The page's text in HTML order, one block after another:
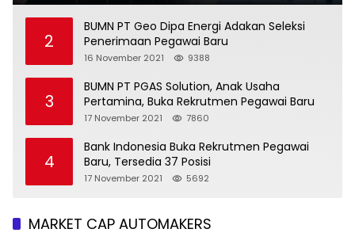
2
BUMN PT Geo Dipa Energi Adakan Seleksi
Penerimaan Pegawai Baru
16 November 2021 9388
3
BUMN PT PGAS Solution, Anak Usaha
Pertamina, Buka Rekrutmen Pegawai Baru
17 November 2021 7860
4
Bank Indonesia Buka Rekrutmen Pegawai
Baru, Tersedia 37 Posisi
17 November 2021 5692
MARKET CAP AUTOMAKERS